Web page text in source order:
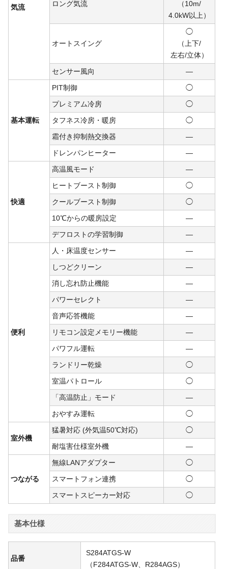
気流 ロング気流
（10m/
4.0kW以上）
オートスイング
◯
（上下/
左右/立体）
センサー風向
―
基本運転
PIT制御
◯
プレミアム冷房
◯
タフネス冷房・暖房
◯
霜付き抑制熱交換器
―
ドレンパンヒーター
―
快適
高温風モード
―
ヒートブースト制御
◯
クールブースト制御
◯
10℃からの暖房設定
―
デフロストの学習制御
―
便利
人・床温度センサー
―
しつどクリーン
―
消し忘れ防止機能
―
パワーセレクト
―
音声応答機能
―
リモコン設定メモリー機能
―
パワフル運転
―
ランドリー乾燥
◯
室温パトロール
◯
「高温防止」モード
―
おやすみ運転
◯
室外機
猛暑対応 (外気温50℃対応)
◯
耐塩害仕様室外機
―
つながる
無線LANアダプター
◯
スマートフォン連携
◯
スマートスピーカー対応
◯
基本仕様
品番
S284ATGS-W
（F284ATGS-W、R284AGS）